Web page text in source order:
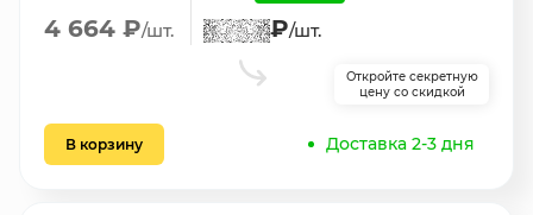
4 664 ₽/шт. ₽/шт.
Откройте секретную
цену со скидкой
В корзину Доставка 2-3 дня